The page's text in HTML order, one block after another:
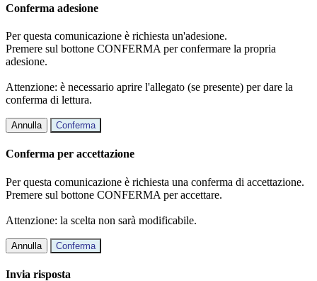
Conferma adesione
Per questa comunicazione è richiesta un'adesione.
Premere sul bottone CONFERMA per confermare la propria
adesione.
Attenzione: è necessario aprire l'allegato (se presente) per dare la
conferma di lettura.
Annulla Conferma
Conferma per accettazione
Per questa comunicazione è richiesta una conferma di accettazione.
Premere sul bottone CONFERMA per accettare.
Attenzione: la scelta non sarà modificabile.
Annulla Conferma
Invia risposta